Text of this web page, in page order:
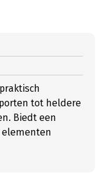
tot heldere
Biedt een